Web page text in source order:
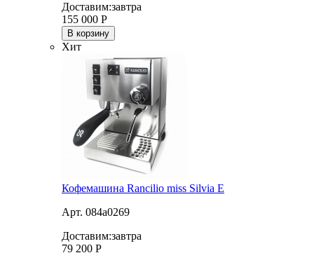
Доставим:завтра
155 000 Р
В корзину
Хит
Кофемашина Rancilio miss Silvia E
Арт. 084a0269
Доставим:завтра
79 200 Р